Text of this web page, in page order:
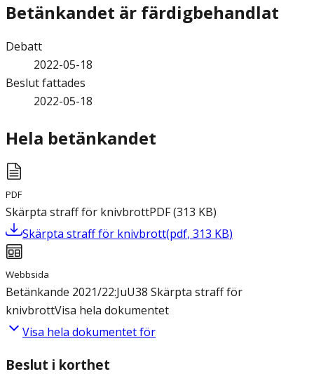
Betänkandet är färdigbehandlat
Debatt
2022-05-18
Beslut fattades
2022-05-18
Hela betänkandet
PDF
Skärpta straff för knivbrottPDF(313 KB)
Skärpta straff för knivbrott(pdf, 313 KB)
Webbsida
Betänkande 2021/22:JuU38 Skärpta straff för
knivbrottVisa hela dokumentet
Visa hela dokumentet för
Beslut i korthet